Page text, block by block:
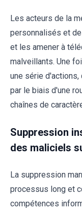
Les acteurs de la
personnalisés et
et les amener à
malveillants. Une
une série
par le biais d'une
chaînes de
Suppression
des maliciels
La suppression
processus long et
compétences